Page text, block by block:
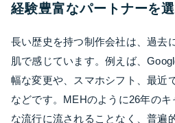
経験豊富なパートナーを
長い歴史を持つ制作会社は、過去
肌で感じています。例えば、
幅な変更や、スマホシフト、最近
などです。MEHのように26年の
な流行に流されることなく、普遍